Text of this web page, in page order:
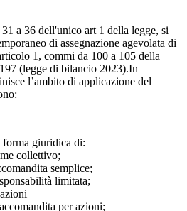
a 36 dell'unico art 1 della legge, si
di assegnazione agevolata di
1, commi da 100 a 105 della
(legge di bilancio 2023).In
l’ambito di applicazione del
forma giuridica di:
collettivo;
semplice;
limitata;
per azioni;